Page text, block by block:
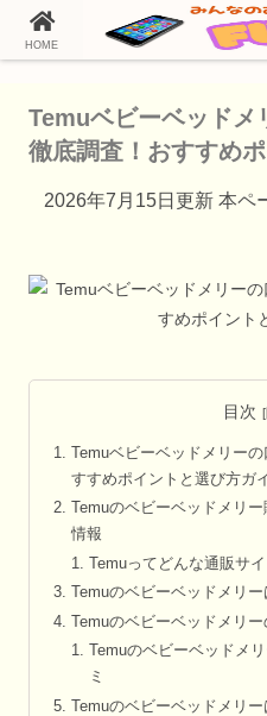
ホーム Temu（テム）の通販
Temuベビーベッドメ
徹底調査！おすすめ
2026年7月15日更新 本ペ
目次
Temuベビーベッドメリー
すすめポイントと選び方ガ
Temuのベビーベッドメリ
情報
Temuってどんな通販サイ
Temuのベビーベッドメリ
Temuのベビーベッドメリー
Temuのベビーベッドメ
ミ
Temuのベビーベッドメリ
HOME